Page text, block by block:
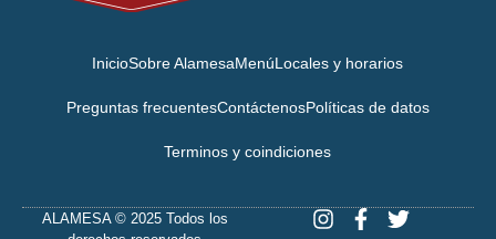
InicioSobre AlamesaMenúLocales y horarios
Preguntas frecuentesContáctenosPolíticas de datos
Terminos y coindiciones
ALAMESA © 2025 Todos los